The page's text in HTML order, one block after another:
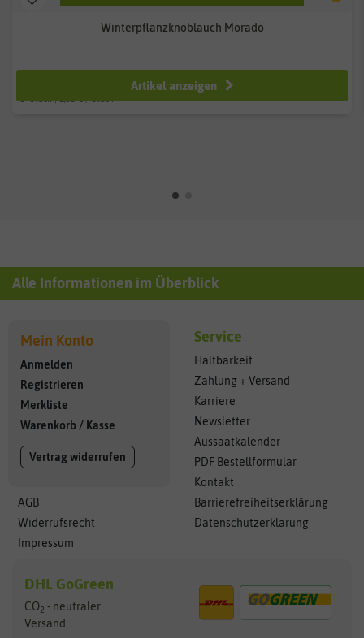
Winterpflanzknoblauch Morado
Artikel anzeigen
Alle Informationen im Überblick
Mein Konto
Anmelden
Registrieren
Merkliste
Warenkorb / Kasse
Vertrag widerrufen
AGB
Widerrufsrecht
Impressum
Service
Haltbarkeit
Zahlung + Versand
Karriere
Newsletter
Aussaatkalender
PDF Bestellformular
Kontakt
Barrierefreiheitserklärung
Datenschutzerklärung
DHL GoGreen
CO2 - neutraler
Versand...